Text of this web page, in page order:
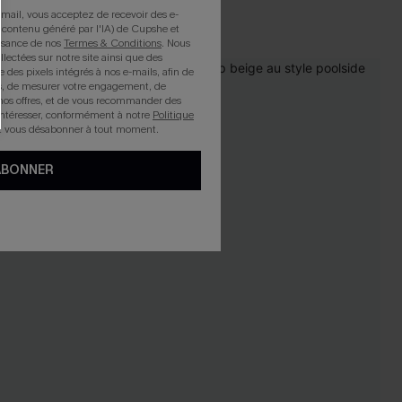
-19%
vous acceptez de recevoir des e-
généré par l'IA) de Cupshe et
de nosTermes & Conditions. Nous
sur notre site ainsi que des
des pixels intégrés à nos e-mails, afin de
de mesurer votre engagement, de
offres, et de vous recommander des
conformément à notre Politique
vous désabonner à tout moment.